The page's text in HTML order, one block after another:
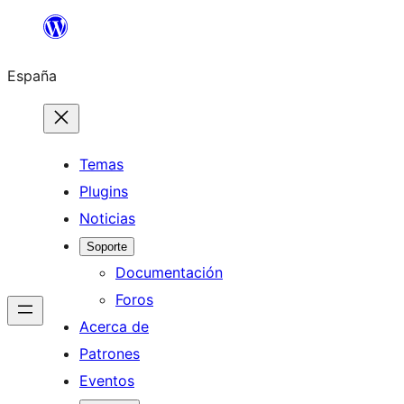
Saltar
contenido
España
Temas
Plugins
Noticias
Soporte
Documentación
Foros
Acerca de
Patrones
Eventos